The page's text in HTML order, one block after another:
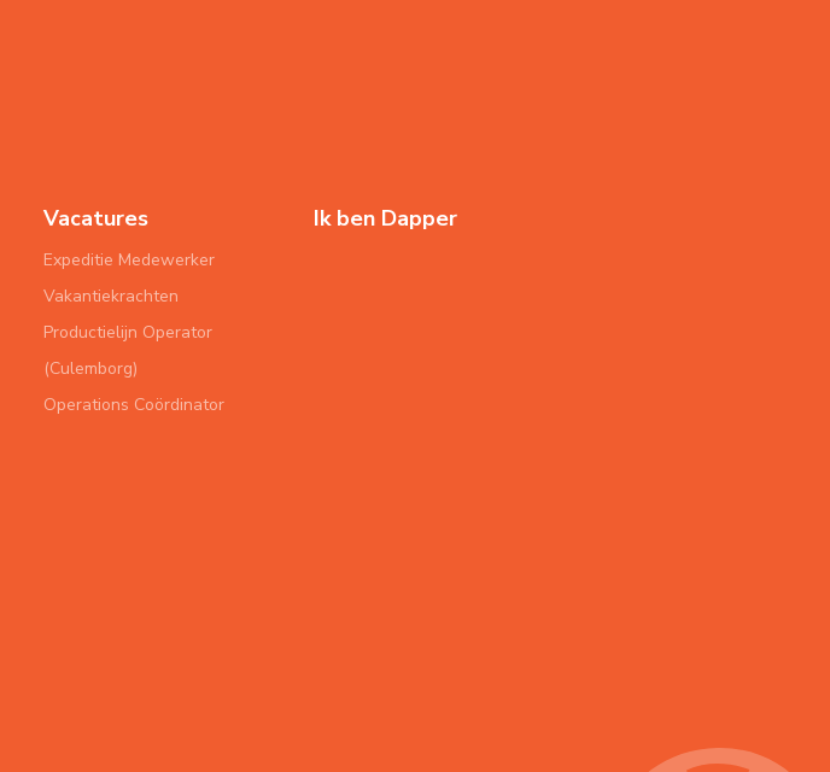
Vacatures
Expeditie Medewerker
Vakantiekrachten
Productielijn Operator
(Culemborg)
Operations Coördinator
Ik ben Dapper